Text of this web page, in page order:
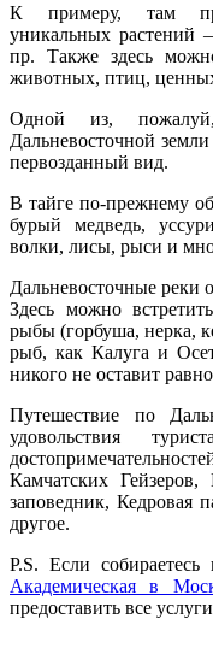
К примеру, там
уникальных
пр. Также здесь
животных, птиц,
Одной из, пожалуй,
Дальневосточной
первозданный вид.
В тайге по-прежнему
бурый медведь,
волки, лисы, рыси и
Дальневосточные реки
Здесь можно
рыбы (горбуша, нерка,
рыб, как Калуга и
никого не оставит
Путешествие по
удовольствия
Камчатских Гейзеров,
заповедник, Кедровая
другое.
P.S. Если
Академическая в
предоставить все